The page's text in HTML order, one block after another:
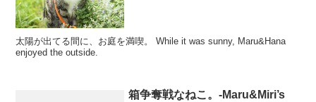
太陽が出てる間に、お庭を満喫。 While it was sunny, Maru&Hana
enjoyed the outside.
箱争奪戦なねこ。-Maru&Miri’s